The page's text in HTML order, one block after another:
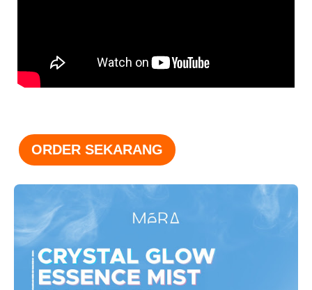
ORDER SEKARANG